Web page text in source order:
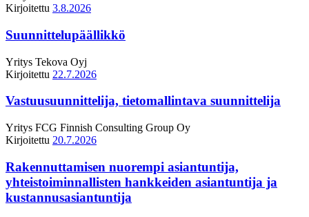
Kirjoitettu 3.8.2026
Suunnittelupäällikkö
Yritys Tekova Oyj
Kirjoitettu 22.7.2026
Vastuusuunnittelija, tietomallintava suunnittelija
Yritys FCG Finnish Consulting Group Oy
Kirjoitettu 20.7.2026
Rakennuttamisen nuorempi asiantuntija,
yhteistoiminnallisten hankkeiden asiantuntija ja
kustannusasiantuntija